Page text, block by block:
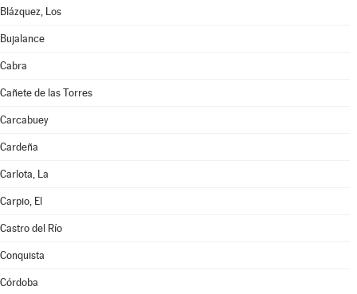
Blázquez, Los
Bujalance
Cabra
Cañete de las Torres
Carcabuey
Cardeña
Carlota, La
Carpio, El
Castro del Río
Conquista
Córdoba